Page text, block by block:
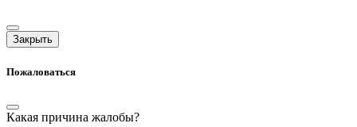
Закрыть
Пожаловаться
Какая причина жалобы?